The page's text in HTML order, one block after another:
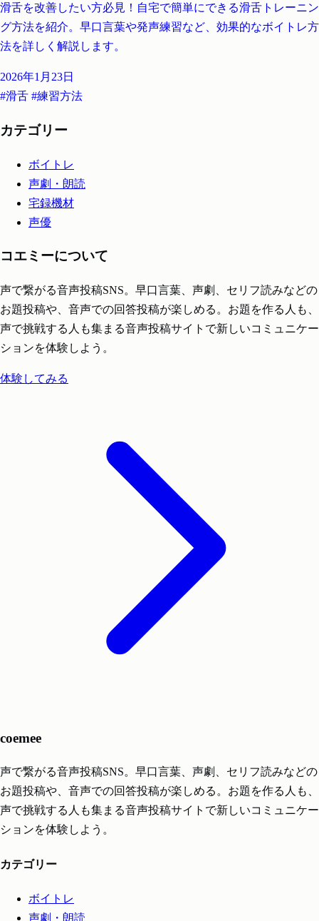
滑舌を改善したい方必見！自宅で簡単にできる滑舌トレーニン
グ方法を紹介。早口言葉や発声練習など、効果的なボイトレ方
法を詳しく解説します。
2026年1月23日
#滑舌 #練習方法
カテゴリー
ボイトレ
声劇・朗読
宅録機材
声優
コエミーについて
声で繋がる音声投稿SNS。早口言葉、声劇、セリフ読みなどの
お題投稿や、音声での回答投稿が楽しめる。お題を作る人も、
声で挑戦する人も集まる音声投稿サイトで新しいコミュニケー
ションを体験しよう。
体験してみる
coemee
声で繋がる音声投稿SNS。早口言葉、声劇、セリフ読みなどの
お題投稿や、音声での回答投稿が楽しめる。お題を作る人も、
声で挑戦する人も集まる音声投稿サイトで新しいコミュニケー
ションを体験しよう。
カテゴリー
ボイトレ
声劇・朗読